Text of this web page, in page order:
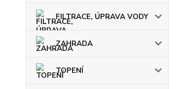
FILTRACE, ÚPRAVA VODY
ZAHRADA
TOPENÍ